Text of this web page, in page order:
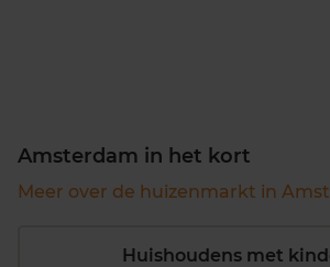
Amsterdam in het kort
Meer over de huizenmarkt in
Huishoudens met